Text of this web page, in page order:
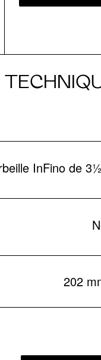
InFino de
202